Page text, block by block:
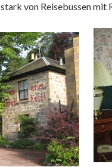
stark von Reisebussen mit